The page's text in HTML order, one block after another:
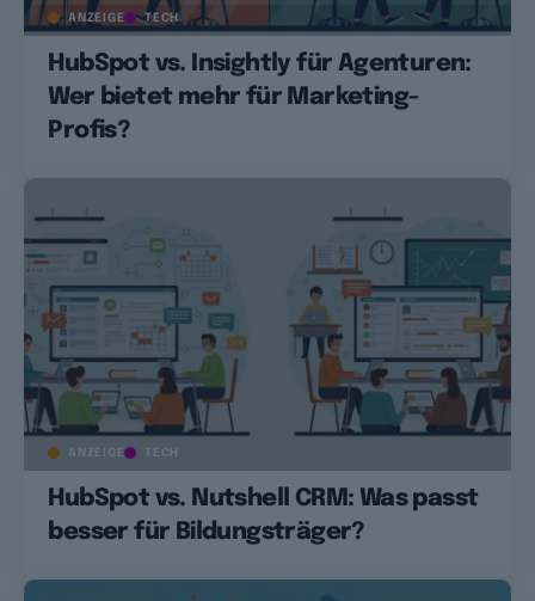
ANZEIGE TECH
HubSpot vs. Insightly für Agenturen:
Wer bietet mehr für Marketing-
Profis?
ANZEIGE TECH
HubSpot vs. Nutshell CRM: Was passt
besser für Bildungsträger?